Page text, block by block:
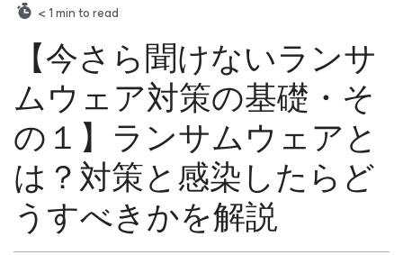
< 1min to read
【今さら聞けないランサ
ムウェア対策の基礎・そ
の１】ランサムウェアと
は？対策と感染したらど
うすべきかを解説